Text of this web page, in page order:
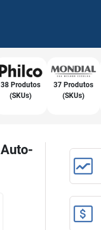
38 Produtos
(SKUs)
37 Produtos
(SKUs)